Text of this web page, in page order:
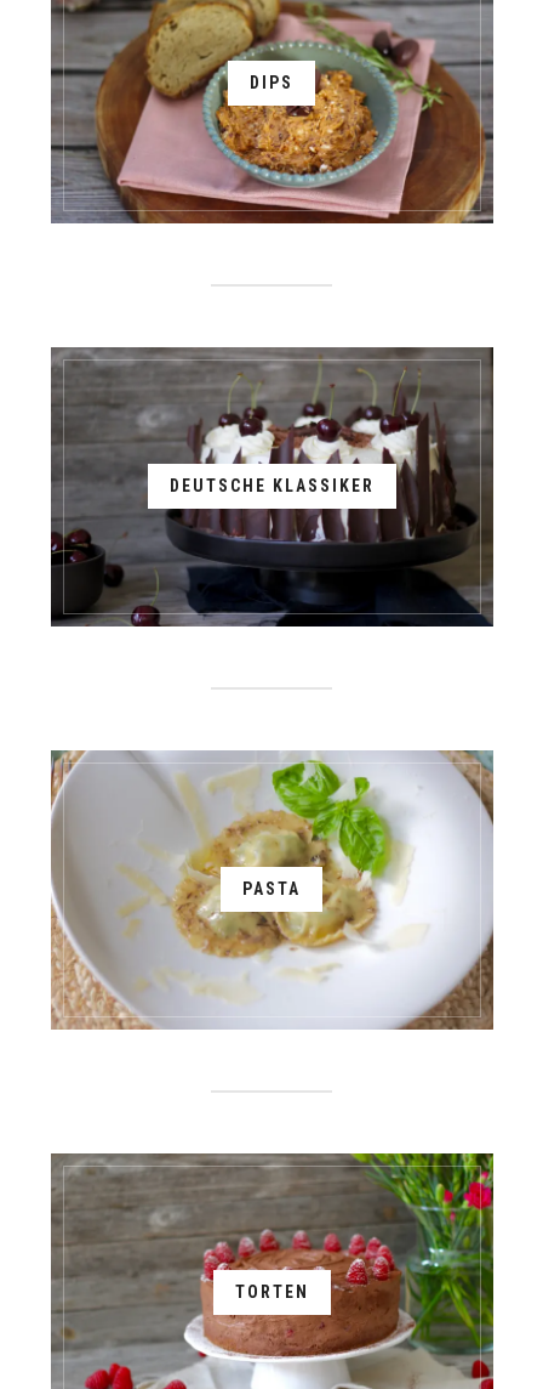
DIPS
DEUTSCHE KLASSIKER
PASTA
TORTEN